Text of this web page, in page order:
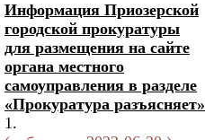
Информация Приозерской
городской прокуратуры
для размещения на сайте
органа местного
самоуправления в разделе
«Прокуратура разъясняет»
1.